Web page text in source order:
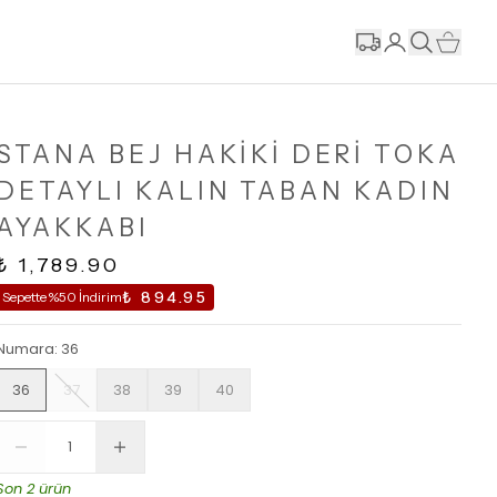
BEJ HAKİKİ DERİ TOKA
KALIN TABAN KADIN
1,789.90
Sepette %50 İndirim₺ 894.95
: 36
36
37 38 39 40
2 ürün